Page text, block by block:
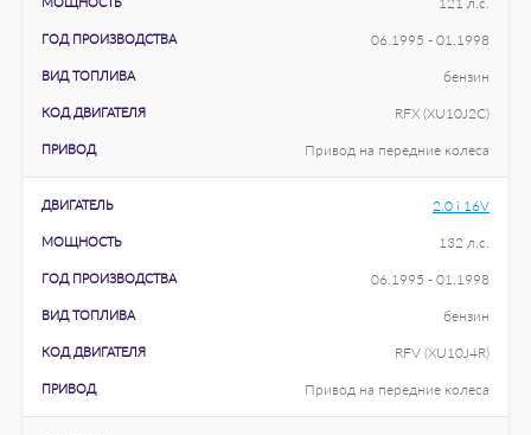
ГОД ПРОИЗВОДСТВА 06.1995 - 01.1998
ВИД ТОПЛИВА бензин
КОД ДВИГАТЕЛЯ RFX (XU10J2C)
ПРИВОД Привод на передние колеса
ДВИГАТЕЛЬ 2.0 i 16V
МОЩНОСТЬ 132 л.с.
ГОД ПРОИЗВОДСТВА 06.1995 - 01.1998
ВИД ТОПЛИВА бензин
КОД ДВИГАТЕЛЯ RFV (XU10J4R)
ПРИВОД Привод на передние колеса